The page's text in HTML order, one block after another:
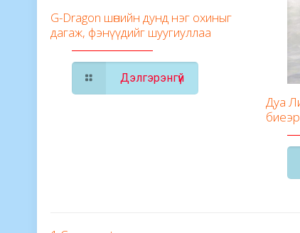
G-Dragon шөнийн дунд нэг охиныг
дагаж, фэнүүдийг шуугиуллаа
Дэлгэрэнгүй
Дуа